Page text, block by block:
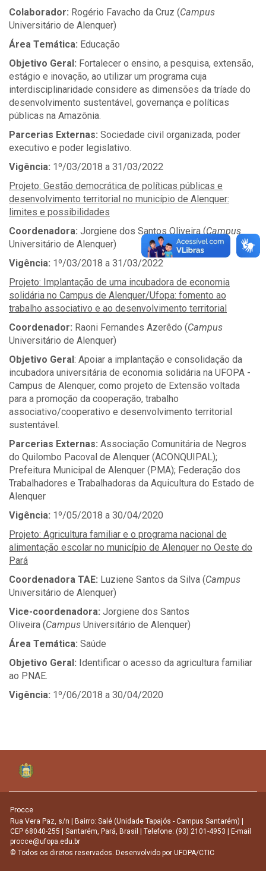
Colaborador: Rogério Favacho da Cruz (Campus
Universitário de Alenquer)
Área Temática: Educação
Objetivo Geral: Fortalecer o ensino, a pesquisa, extensão,
estágio e inovação, ao utilizar um programa cuja
interdisciplinaridade considere as dimensões da tríade do
desenvolvimento sustentável, governança e políticas
públicas na Amazônia.
Parcerias Externas: Sociedade civil organizada, poder
executivo e poder legislativo.
Vigência: 1º/03/2018 a 31/03/2022
Projeto: Gestão democrática de políticas públicas e
desenvolvimento territorial no município de Alenquer:
limites e possibilidades
Coordenadora: Jorgiene dos Santos Oliveira (Campus
Universitário de Alenquer)
Vigência: 1º/03/2018 a 31/03/2022
Projeto: Implantação de uma incubadora de economia
solidária no Campus de Alenquer/Ufopa: fomento ao
trabalho associativo e ao desenvolvimento territorial
Coordenador: Raoni Fernandes Azerêdo (Campus
Universitário de Alenquer)
Objetivo Geral: Apoiar a implantação e consolidação da
incubadora universitária de economia solidária na UFOPA -
Campus de Alenquer, como projeto de Extensão voltada
para a promoção da cooperação, trabalho
associativo/cooperativo e desenvolvimento territorial
sustentável.
Parcerias Externas: Associação Comunitária de Negros
do Quilombo Pacoval de Alenquer (ACONQUIPAL);
Prefeitura Municipal de Alenquer (PMA); Federação dos
Trabalhadores e Trabalhadoras da Aquicultura do Estado de
Alenquer
Vigência: 1º/05/2018 a 30/04/2020
Projeto: Agricultura familiar e o programa nacional de
alimentação escolar no município de Alenquer no Oeste do
Pará
Coordenadora TAE: Luziene Santos da Silva (Campus
Universitário de Alenquer)
Vice-coordenadora: Jorgiene dos Santos
Oliveira (Campus Universitário de Alenquer)
Área Temática: Saúde
Objetivo Geral: Identificar o acesso da agricultura familiar
ao PNAE.
Vigência: 1º/06/2018 a 30/04/2020
Procce
Rua Vera Paz, s/n | Bairro: Salé (Unidade Tapajós - Campus Santarém) |
CEP 68040-255 | Santarém, Pará, Brasil | Telefone: (93) 2101-4953 | E-mail
procce@ufopa.edu.br
© Todos os diretos reservados. Desenvolvido por UFOPA/CTIC